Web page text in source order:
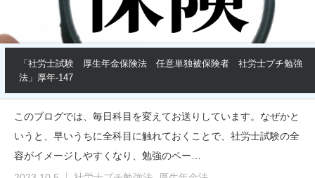
「社労士試験 厚生年金保険法 任意単独被保険者 社労士プチ勉強
法」厚年-147
このブログでは、毎日科目を変えてお送りしています。なぜかと
いうと、早いうちに全科目に触れておくことで、社労士試験の全
容がイメージしやすくなり、勉強のペー…